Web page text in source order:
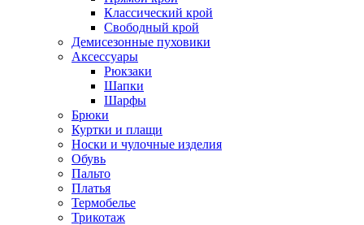
Классический крой
Свободный крой
Демисезонные пуховики
Аксессуары
Рюкзаки
Шапки
Шарфы
Брюки
Куртки и плащи
Носки и чулочные изделия
Обувь
Пальто
Платья
Термобелье
Трикотаж